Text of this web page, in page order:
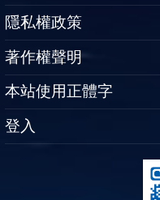
隱私權政策
著作權聲明
本站使用正體字
登入